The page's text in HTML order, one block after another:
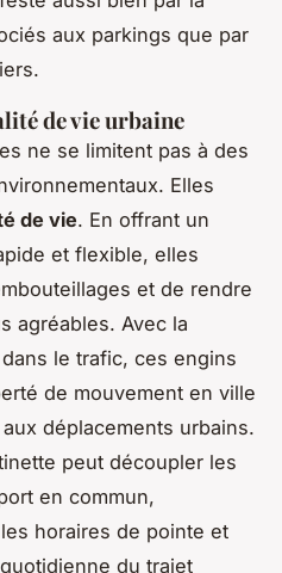
aux parkings que par
de vie urbaine
ne se limitent pas à des
Elles
de vie. En offrant un
et flexible, elles
et de rendre
agréables. Avec la
le trafic, ces engins
de mouvement en ville
déplacements urbains.
peut découpler les
en commun,
horaires de pointe et
du trajet